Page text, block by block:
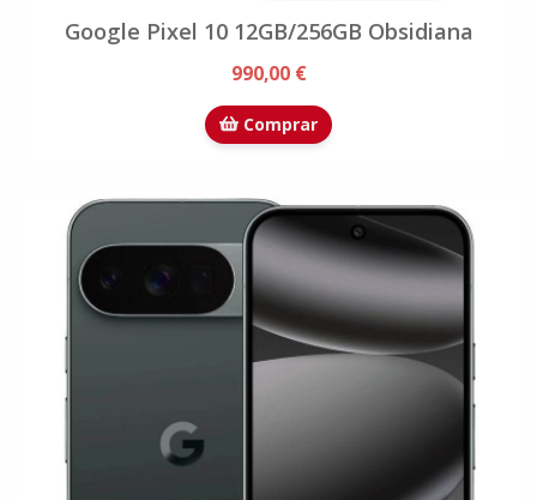
Google Pixel 10 12GB/256GB Obsidiana
990,00 €
Comprar